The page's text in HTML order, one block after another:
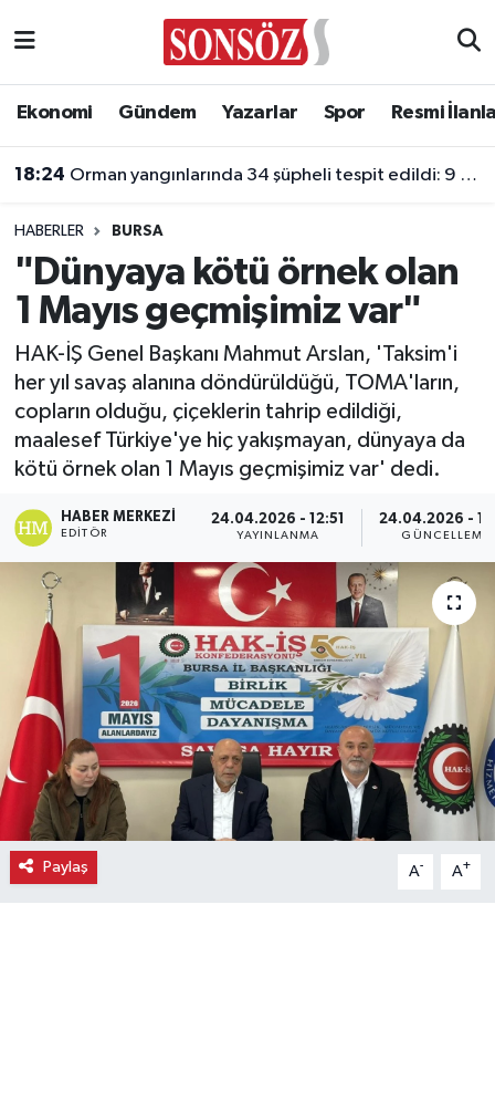
Ekonomi Gündem Yazarlar Spor Resmi
18:24 Orman yangınlarında 34 şüpheli tespit edildi: 9 kişi tutuklandı
HABERLER BURSA
"Dünyaya kötü örnek olan
1 Mayıs geçmişimiz var"
HAK-İŞ Genel Başkanı Mahmut Arslan, 'Taksim'i
her yıl savaş alanına döndürüldüğü, TOMA'ların,
copların olduğu, çiçeklerin tahrip edildiği,
maalesef Türkiye'ye hiç yakışmayan, dünyaya da
kötü örnek olan 1 Mayıs geçmişimiz var' dedi.
HABER MERKEZI
EDITÖR
24.04.2026 - 12:51
YAYINLANMA
24.04.2026 -
GÜNCELLEME
Paylaş A- A+
Asayiş
Biyografi
Çevre
Diğer
Dünya
Eğitim
Ekonomi
Emlak
Gündem
Gurme
Haber
İlçe Haberleri
Ankara Nöbetçi Eczaneler
Ankara Trafik Yoğunluk Haritası
Süper Lig Puan Durumu ve Fikstür
Tüm Manşetler
Son Dakika Haberleri
Haber Arşivi